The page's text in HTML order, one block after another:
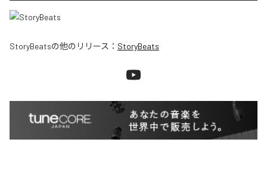
StoryBeatsの他のリリース： StoryBeats